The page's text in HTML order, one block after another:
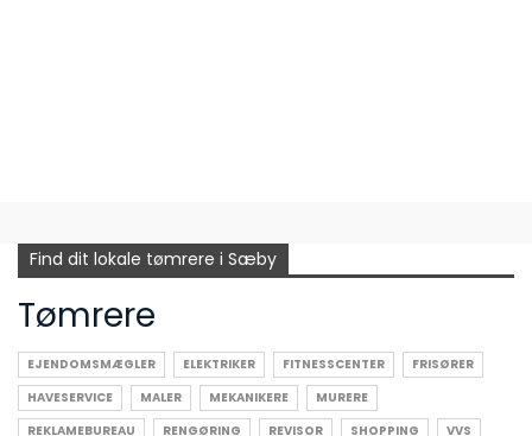
Find dit lokale tømrere i Sæby
Tømrere
EJENDOMSMÆGLER ELEKTRIKER FITNESSCENTER
FRISØRER
HAVESERVICE
MALER MEKANIKERE
MURERE
REKLAMEBUREAU
RENGØRING REVISOR SHOPPING VVS